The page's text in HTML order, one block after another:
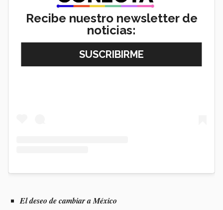
View this post on Instagram
El deseo de cambiar a México
Recibe nuestro newsletter de
noticias: